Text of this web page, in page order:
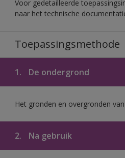
Voor gedetailleerde
naar het technische
Toepassingsmethode
1. De ondergrond
Het gronden en overgronden
2. Na gebruik